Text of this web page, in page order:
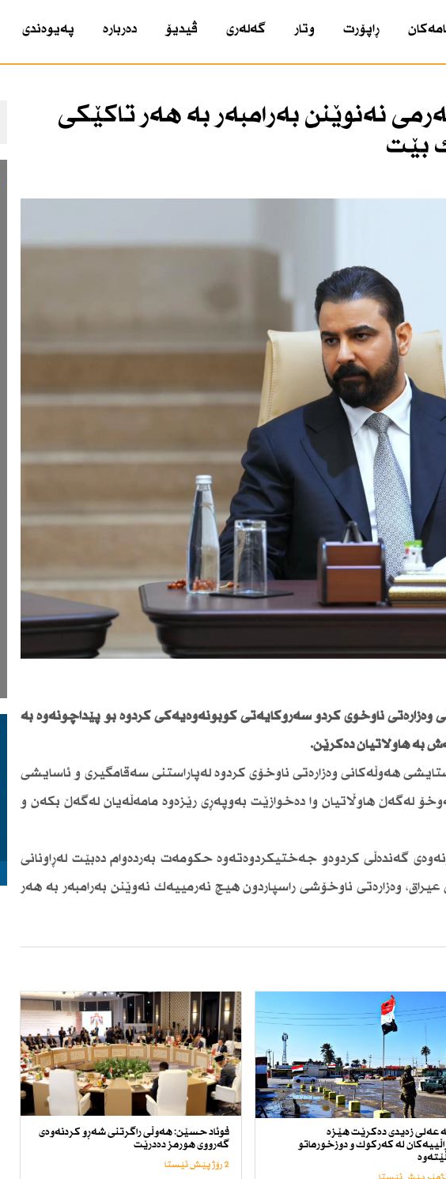
ڕاپۆرت وتار گەلەری ڤیدیۆ دەربارە پەیوەندی
نەنوێنن بەرامبەر بە هەر تاكێكی
بێت
ناوخۆی كردو سەرۆكایەتی كۆبونەوەیەكی كردوە بۆ پێداچونەوە بە
بە هاوڵاتیان دەكرێن.
ستایشی هەوڵەكانی وەزارەتی ناوخۆی كردوە لەپاراستنی سەقامگیری و ئاسایشی
لەگەڵ هاوڵاتیان وا دەخوازێت بەوپەڕی رێزەوە مامەڵەیان لەگەڵ بكەن و
گەندەڵی كردوەو جەختیكردوەتەوە حكومەت بەردەوام دەبێت لەڕاونانی
عیراق، وەزارەتی ناوخۆشی راسپاردون هیچ نەرمییەك نەوێنن بەرامبەر بە هەر
لە عەلی زەیدی دەكرێت هێزە
لە كەركوك و دوزخورماتو
فوئاد حسێن: هەوڵی راگرتنی شەڕو كردنەوەی
گەرووی هورمز دەدرێت
2 رۆژ پێش ئێستا